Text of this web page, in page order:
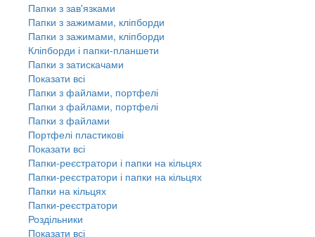
Папки з зав'язками
Папки з зажимами, кліпборди
Папки з зажимами, кліпборди
Кліпборди і папки-планшети
Папки з затискачами
Показати всі
Папки з файлами, портфелі
Папки з файлами, портфелі
Папки з файлами
Портфелі пластикові
Показати всі
Папки-реєстратори і папки на кільцях
Папки-реєстратори і папки на кільцях
Папки на кільцях
Папки-реєстратори
Роздільники
Показати всі